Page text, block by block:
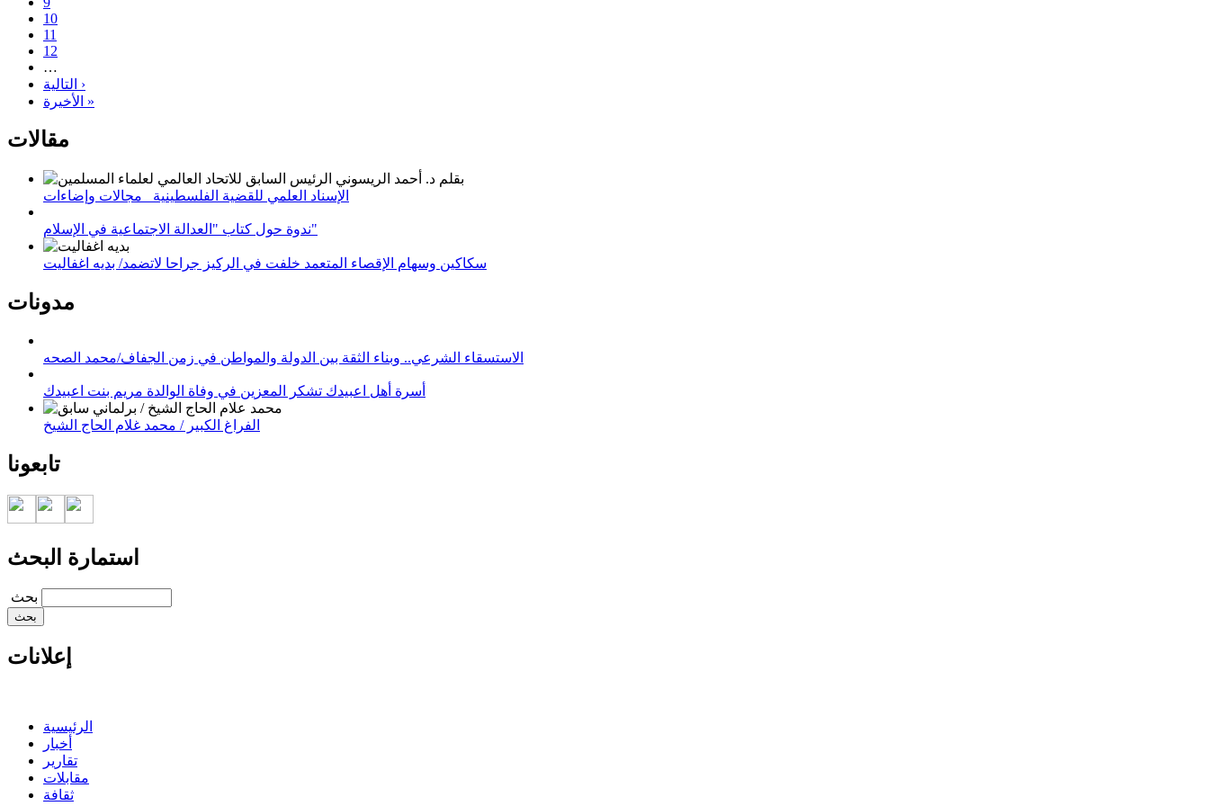
10
11
12
…
التالية ›
الأخيرة »
مقالات
الإسناد العلمي للقضية الفلسطينية_ مجالات وإضاءات
ندوة حول كتاب "العدالة الاجتماعية في الإسلام"
سكاكين وسهام الإقصاء المتعمد خلفت في الركيز جراحا لاتضمد/ بديه اغفاليت
مدونات
الاستسقاء الشرعي.. وبناء الثقة بين الدولة والمواطن في زمن الجفاف/محمد الصحه
أسرة أهل اعبيدك تشكر المعزين في وفاة الوالدة مريم بنت اعبيدك
الفراغ الكبير / محمد غلام الحاج الشيخ
تابعونا
استمارة البحث
‏بحث ‏
إعلانات
الرئيسية
أخبار
تقارير
مقابلات
ثقافة